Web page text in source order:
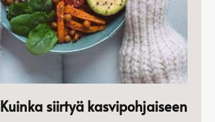
Kuinka siirtyä kasvipohjaiseen